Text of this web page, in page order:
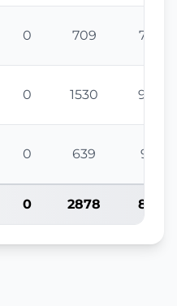
0 709 79
0 1530 90
0 639 91
0 2878 87